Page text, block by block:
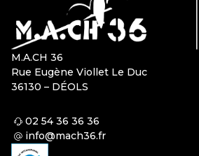
M.A.CH 36
Rue Eugène Viollet Le Duc
36130 – DÉOLS
02 54 36 36 36
info@mach36.fr